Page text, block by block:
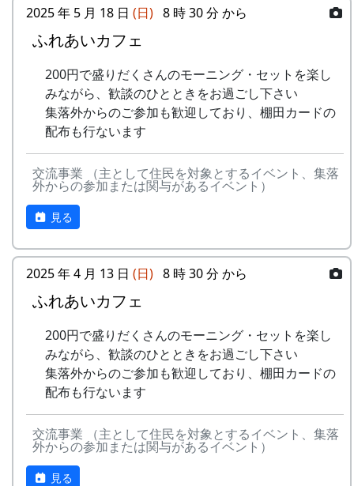
2025 年 5 月 18 日 (日) 8 時 30 分 から
ふれあいカフェ
200円で盛りだくさんのモーニング・セットを楽し
みながら、歓談のひとときをお過ごし下さい
集落外からのご参加も歓迎しており、棚田カードの
配布も行ないます
交流事業 （主として住民を対象とするイベント、集落
外からの参加または関与があるイベント）
見る
2025 年 4 月 13 日 (日) 8 時 30 分 から
ふれあいカフェ
200円で盛りだくさんのモーニング・セットを楽し
みながら、歓談のひとときをお過ごし下さい
集落外からのご参加も歓迎しており、棚田カードの
配布も行ないます
交流事業 （主として住民を対象とするイベント、集落
外からの参加または関与があるイベント）
見る